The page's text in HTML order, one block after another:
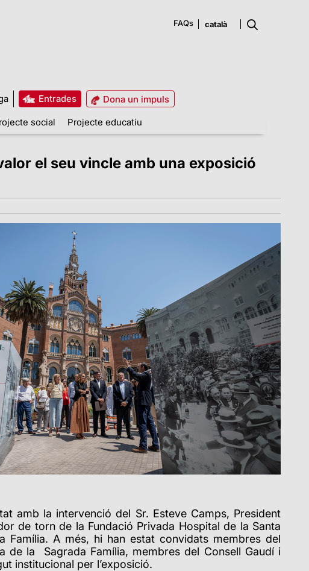
FAQs
Entrades
Dona un impuls
social Projecte educatiu
el seu vincle amb una exposició
amb la intervenció del Sr. Esteve Camps, President
de torn de la Fundació Privada Hospital de la Santa
Família. A més, hi han estat convidats membres del
de la Sagrada Família, membres del Consell Gaudí i
institucional per l’exposició.